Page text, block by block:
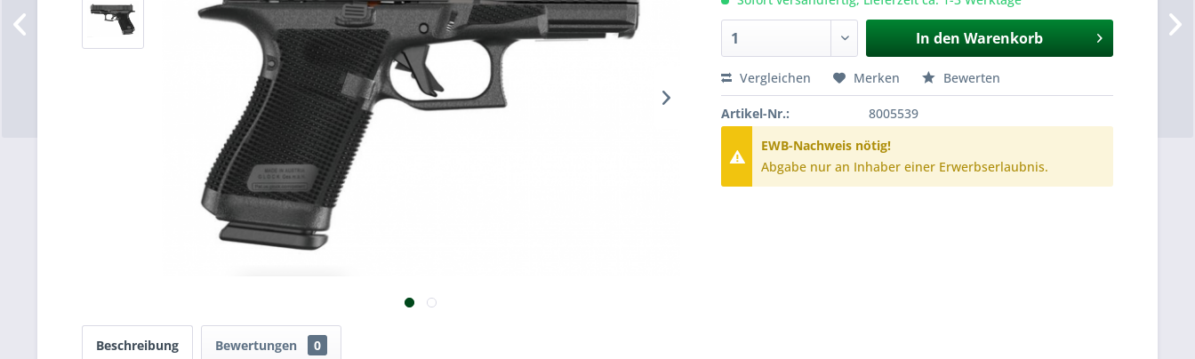
In den Warenkorb
Vergleichen Merken Bewerten
Artikel-Nr.:
8005539
EWB-Nachweis nötig!
Abgabe nur an Inhaber einer Erwerbserlaubnis.
Beschreibung Bewertungen 0